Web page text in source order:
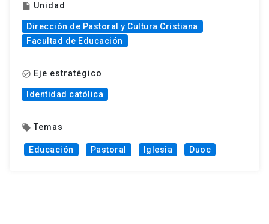
insert_drive_file Unidad
Dirección de Pastoral y Cultura Cristiana
Facultad de Educación
check_circle_outline Eje estratégico
Identidad católica
local_offer Temas
Educación Pastoral Iglesia Duoc